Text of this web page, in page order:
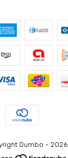
Dumbo - 2026